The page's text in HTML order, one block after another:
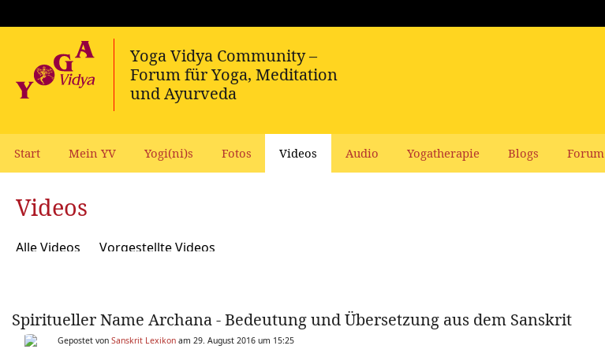
Start Mein YV Yogi(ni)s Fotos Videos Audio Yogatherapie Blogs Forum
Videos
Alle Videos Vorgestellte Videos
Spiritueller Name Archana - Bedeutung und Übersetzung aus dem Sanskrit
Gepostet von Sanskrit Lexikon am 29. August 2016 um 15:25